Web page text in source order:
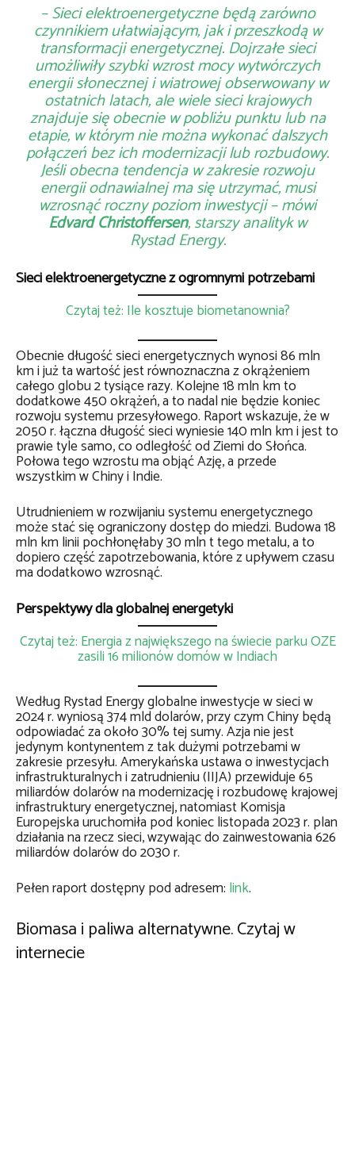
– Sieci elektroenergetyczne będą zarówno
czynnikiem ułatwiającym, jak i przeszkodą w
transformacji energetycznej. Dojrzałe sieci
umożliwiły szybki wzrost mocy wytwórczych
energii słonecznej i wiatrowej obserwowany w
ostatnich latach, ale wiele sieci krajowych
znajduje się obecnie w pobliżu punktu lub na
etapie, w którym nie można wykonać dalszych
połączeń bez ich modernizacji lub rozbudowy.
Jeśli obecna tendencja w zakresie rozwoju
energii odnawialnej ma się utrzymać, musi
wzrosnąć roczny poziom inwestycji – mówi
Edvard Christoffersen, starszy analityk w
Rystad Energy.
Sieci elektroenergetyczne z ogromnymi potrzebami
Czytaj też: Ile kosztuje biometanownia?
Obecnie długość sieci energetycznych wynosi 86 mln
km i już ta wartość jest równoznaczna z okrążeniem
całego globu 2 tysiące razy. Kolejne 18 mln km to
dodatkowe 450 okrążeń, a to nadal nie będzie koniec
rozwoju systemu przesyłowego. Raport wskazuje, że w
2050 r. łączna długość sieci wyniesie 140 mln km i jest to
prawie tyle samo, co odległość od Ziemi do Słońca.
Połowa tego wzrostu ma objąć Azję, a przede
wszystkim w Chiny i Indie.
Utrudnieniem w rozwijaniu systemu energetycznego
może stać się ograniczony dostęp do miedzi. Budowa 18
mln km linii pochłonęłaby 30 mln t tego metalu, a to
dopiero część zapotrzebowania, które z upływem czasu
ma dodatkowo wzrosnąć.
Perspektywy dla globalnej energetyki
Czytaj też: Energia z największego na świecie parku OZE
zasili 16 milionów domów w Indiach
Według Rystad Energy globalne inwestycje w sieci w
2024 r. wyniosą 374 mld dolarów, przy czym Chiny będą
odpowiadać za około 30% tej sumy. Azja nie jest
jedynym kontynentem z tak dużymi potrzebami w
zakresie przesyłu. Amerykańska ustawa o inwestycjach
infrastrukturalnych i zatrudnieniu (IIJA) przewiduje 65
miliardów dolarów na modernizację i rozbudowę krajowej
infrastruktury energetycznej, natomiast Komisja
Europejska uruchomiła pod koniec listopada 2023 r. plan
działania na rzecz sieci, wzywając do zainwestowania 626
miliardów dolarów do 2030 r.
Pełen raport dostępny pod adresem: link.
Biomasa i paliwa alternatywne. Czytaj w
internecie